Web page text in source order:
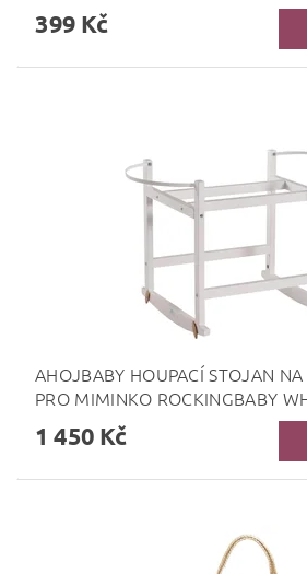
399 Kč
AHOJBABY HOUPACÍ STOJAN
PRO MIMINKO ROCKINGBABY
1 450 Kč